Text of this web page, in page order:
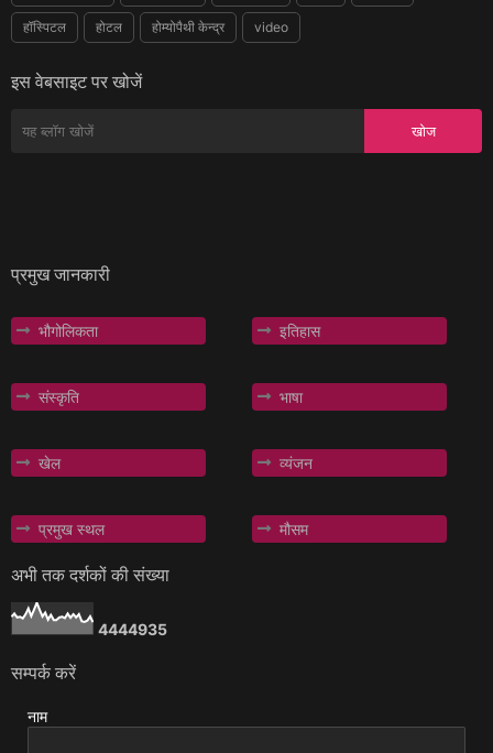
हॉस्पिटल होटल होम्योपैथी केन्द्र video
इस वेबसाइट पर खोजें
प्रमुख जानकारी
भौगोलिकता इतिहास
संस्कृति भाषा
खेल व्यंजन
प्रमुख स्थल मौसम
अभी तक दर्शकों की संख्या
4444935
सम्पर्क करें
नाम